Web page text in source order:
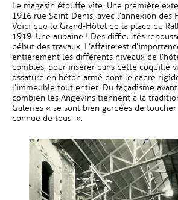
Le magasin étouffe vite. Une première
1916 rue Saint-Denis, avec l’annexion des
Voici que le Grand-Hôtel de la place du
1919. Une aubaine ! Des difficultés
début des travaux. L’affaire est
entièrement les différents niveaux de
combles, pour insérer dans cette coquille
ossature en béton armé dont le cadre
l’immeuble tout entier. Du façadisme
combien les Angevins tiennent à la
Galeries « se sont bien gardées de
connue de tous ».